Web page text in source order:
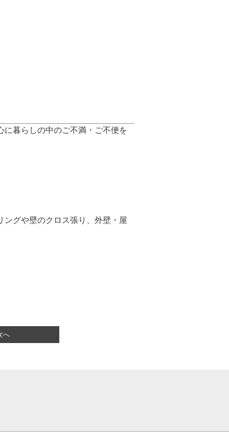
に暮らしの中のご不満・ご不便を
グや壁のクロス張り、外壁・屋
へ